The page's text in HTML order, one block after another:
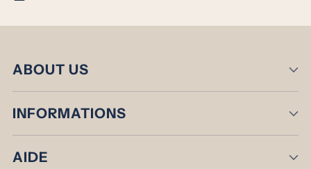
produit
à
votre
panier
ABOUT US
INFORMATIONS
AIDE